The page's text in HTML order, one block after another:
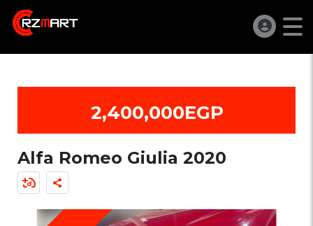
2,400,000EGP
Alfa Romeo Giulia 2020